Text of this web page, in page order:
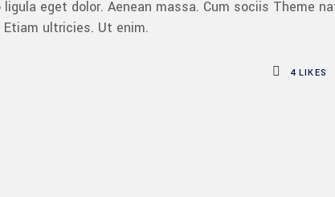
eget dolor. Aenean massa. Cum sociis Theme
ultricies. Ut enim.
4LIKES